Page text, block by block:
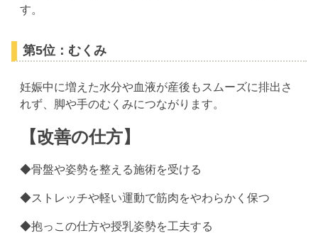
す。
第5位：むくみ
妊娠中に増えた水分や血液が産後もスムーズに排出さ
れず、脚や手のむくみにつながります。
【改善の仕方】
◆骨盤や姿勢を整える施術を受ける
◆ストレッチや軽い運動で筋肉をやわらかく保つ
◆抱っこの仕方や授乳姿勢を工夫する